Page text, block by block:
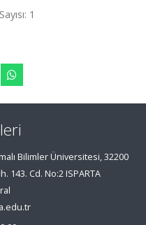
1
Bilimler Üniversitesi, 32200
143. Cd. No:2 ISPARTA